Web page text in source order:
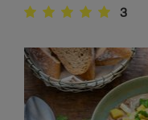
3